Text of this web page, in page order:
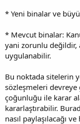
* Yeni binalar ve
* Mevcut binalar:
yani zorunlu değildir,
uygulanabilir.
Bu noktada sitelerin
sözleşmeleri
çoğunluğu ile karar
kararlaştırabilir.
nasıl paylaşılacağı